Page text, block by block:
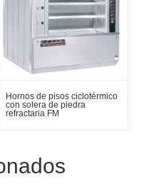
Hornos de pisos ciclotérmico
con solera de piedra
refractaria FM